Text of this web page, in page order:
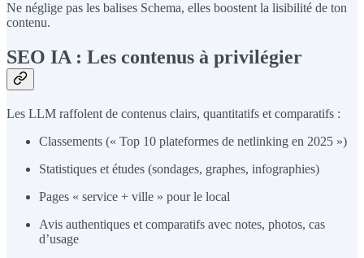
Ne néglige pas les balises Schema, elles boostent la lisibilité de ton
contenu.
SEO IA : Les contenus à privilégier
Les LLM raffolent de contenus clairs, quantitatifs et comparatifs :
Classements (« Top 10 plateformes de netlinking en 2025 »)
Statistiques et études (sondages, graphes, infographies)
Pages « service + ville » pour le local
Avis authentiques et comparatifs avec notes, photos, cas
d’usage